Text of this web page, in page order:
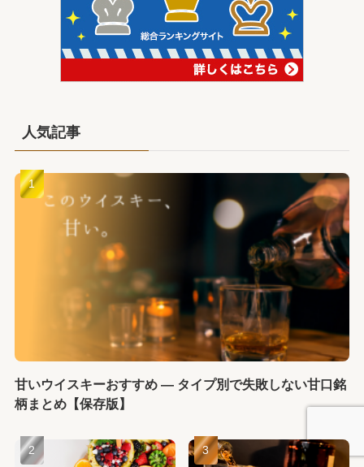
人気記事
甘いウイスキーおすすめ ― タイプ別で失敗しない甘口銘
柄まとめ【保存版】